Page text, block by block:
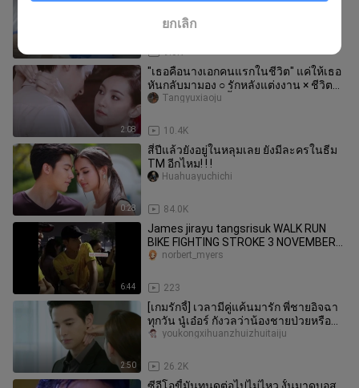
ครองใจสุภาพบุรุษดัง
9.0K
YunyueYUNYUE
2:08
"เธอคือนางเอกคนแรกในชีวิต" แค่ให้เธอ
หันกลับมามอง ○ รักหลังแต่งงาน × ชีวิตที่
ผ่านมาและชีวิตนี้ช่างดีเ
10.4K
Tangyuxiaoju
0:28
สี่ปีแล้วยังอยู่ในหลุมเลย ยังมีละครในธีม
TM อีกไหม! ! !
84.0K
Huahuayuchichi
6:44
James jirayu tangsrisuk WALK RUN
BIKE FIGHTING STROKE 3 NOVEMBER
2019
223
norbert_myers
2:50
[เกมรักจี้] เวลามีคู่แค้นมารัก พี่ชายอิจฉา
ทุกวัน นู๋เอ๋อร์ กังวลว่าน้องชายป่วยหรือ
เปล่า แท้จริงแล้วแ
26.2K
youkongxihuanzhuizhuitaiju
ยกเลิก